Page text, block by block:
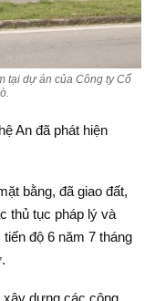
tại dự án của Công ty Cổ
An đã phát hiện
bằng, đã giao đất,
thủ tục pháp lý và
độ 6 năm 7 tháng
xây dựng các công